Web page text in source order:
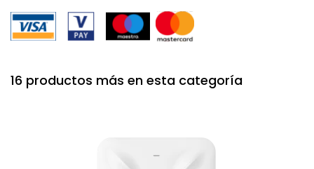
16 productos más en esta categoría